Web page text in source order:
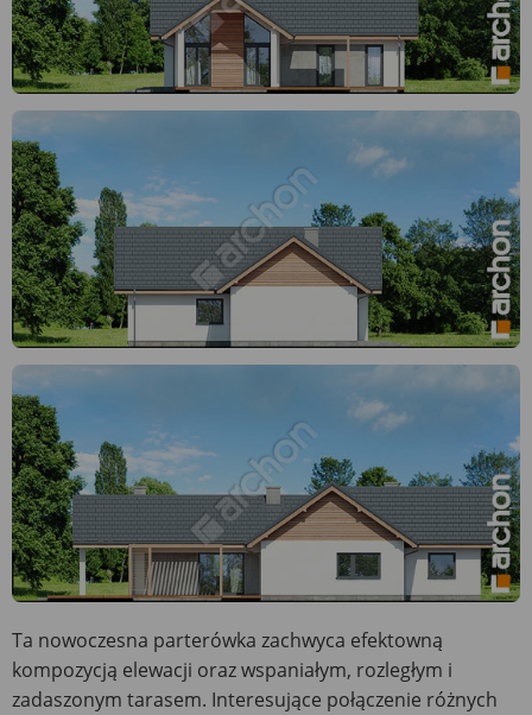
Ta nowoczesna parterówka zachwyca efektowną
kompozycją elewacji oraz wspaniałym, rozległym i
zadaszonym tarasem. Interesujące połączenie różnych